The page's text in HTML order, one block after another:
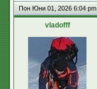
Пон Юни 01, 2026 6:04 pm
vladofff